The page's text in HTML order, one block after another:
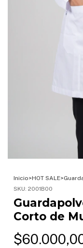
Inicio>HOT SALE>
SKU: 2001B00
Corto de